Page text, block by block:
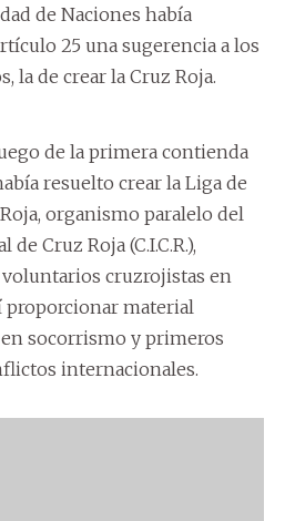
de Naciones había
25 una sugerencia a los
la de crear la Cruz Roja.
de la primera contienda
resuelto crear la Liga de
organismo paralelo del
Cruz Roja (C.I.C.R.),
cruzrojistas en
proporcionar material
socorrismo y primeros
internacionales.